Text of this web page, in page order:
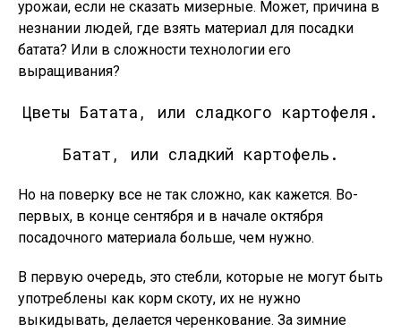
урожаи, если не сказать мизерные. Может, причина в
незнании людей, где взять материал для посадки
батата? Или в сложности технологии его
выращивания?
Цветы Батата, или сладкого картофеля.
Батат, или сладкий картофель.
Но на поверку все не так сложно, как кажется. Во-
первых, в конце сентября и в начале октября
посадочного материала больше, чем нужно.
В первую очередь, это стебли, которые не могут быть
употреблены как корм скоту, их не нужно
выкидывать, делается черенкование. За зимние